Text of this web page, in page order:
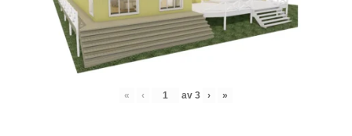
« ‹ av 3 › »